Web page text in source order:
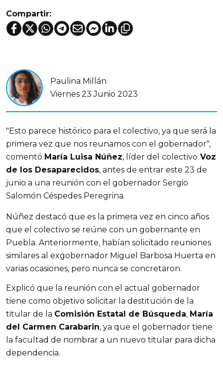
Compartir:
Paulina Millán
Viernes 23 Junio 2023
"Esto parece histórico para el colectivo, ya que será la
primera vez que nos reunamos con el gobernador",
comentó María Luisa Núñez, líder del colectivo Voz
de los Desaparecidos, antes de entrar este 23 de
junio a una reunión con el gobernador Sergio
Salomón Céspedes Peregrina.
Núñez destacó que es la primera vez en cinco años
que el colectivo se reúne con un gobernante en
Puebla. Anteriormente, habían solicitado reuniones
similares al exgobernador Miguel Barbosa Huerta en
varias ocasiones, pero nunca se concretaron.
Explicó que la reunión con el actual gobernador
tiene como objetivo solicitar la destitución de la
titular de la Comisión Estatal de Búsqueda, María
del Carmen Carabarin, ya que el gobernador tiene
la facultad de nombrar a un nuevo titular para dicha
dependencia.